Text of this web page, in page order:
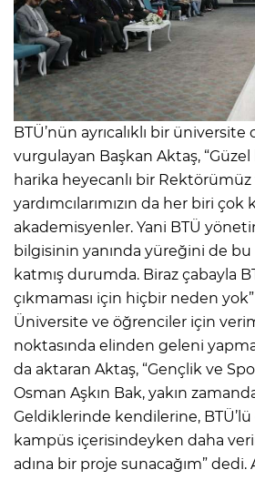
BTÜ’nün ayrıcalıklı bir
vurgulayan Başkan Aktaş,
harika heyecanlı bir Rektörümüz
yardımcılarımızın da her biri çok
akademisyenler. Yani BTÜ
bilgisinin yanında yüreğini de bu
katmış durumda. Biraz çabayla
çıkmaması için hiçbir neden
Üniversite ve öğrenciler için
noktasında elinden geleni
da aktaran Aktaş, “Gençlik ve
Osman Aşkın Bak, yakın
Geldiklerinde kendilerine,
kampüs içerisindeyken daha
adına bir proje sunacağım”